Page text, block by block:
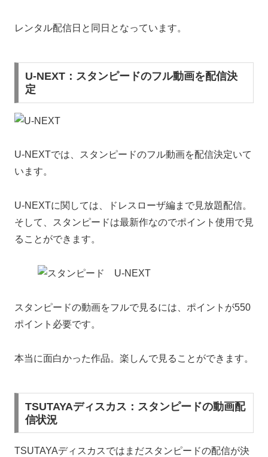
レンタル配信日と同日となっています。
U-NEXT：スタンピードのフル動画を配信決
定
U-NEXTでは、スタンピードのフル動画を配信決定いて
います。
U-NEXTに関しては、ドレスローザ編まで見放題配信。
そして、
スタンピードは最新作なのでポイント使用で見
ることができます。
スタンピードの動画をフルで見るには、ポイントが550
ポイント必要です。
本当に面白かった作品。楽しんで見ることができます。
TSUTAYAディスカス：スタンピードの動画配
信状況
TSUTAYAディスカスではまだスタンピードの配信が決